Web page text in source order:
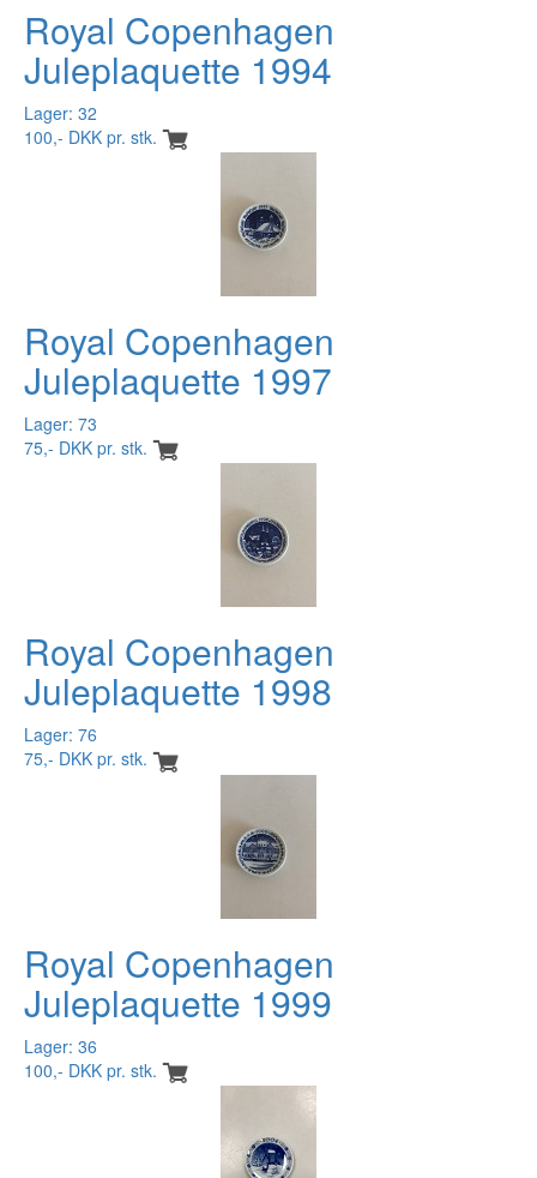
Royal Copenhagen
Juleplaquette 1994
Lager: 32
100,- DKK pr. stk.
Royal Copenhagen
Juleplaquette 1997
Lager: 73
75,- DKK pr. stk.
Royal Copenhagen
Juleplaquette 1998
Lager: 76
75,- DKK pr. stk.
Royal Copenhagen
Juleplaquette 1999
Lager: 36
100,- DKK pr. stk.